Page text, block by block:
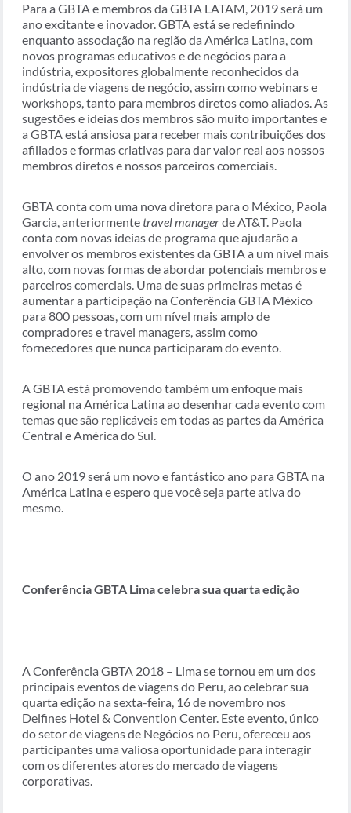
Para a GBTA e membros da GBTA LATAM, 2019 será um
ano excitante e inovador. GBTA está se redefinindo
enquanto associação na região da América Latina, com
novos programas educativos e de negócios para a
indústria, expositores globalmente reconhecidos da
indústria de viagens de negócio, assim como webinars e
workshops, tanto para membros diretos como aliados. As
sugestões e ideias dos membros são muito importantes e
a GBTA está ansiosa para receber mais contribuições dos
afiliados e formas criativas para dar valor real aos nossos
membros diretos e nossos parceiros comerciais.
GBTA conta com uma nova diretora para o México, Paola
Garcia, anteriormentetravel managerde AT&T. Paola
conta com novas ideias de programa que ajudarão a
envolver os membros existentes da GBTA a um nível mais
alto, com novas formas de abordar potenciais membros e
parceiros comerciais. Uma de suas primeiras metas é
aumentar a participação na Conferência GBTA México
para 800 pessoas, com um nível mais amplo de
compradores e travel managers, assim como
fornecedores que nunca participaram do evento.
A GBTA está promovendo também um enfoque mais
regional na América Latina ao desenhar cada evento com
temas que são replicáveis em todas as partes da América
Central e América do Sul.
O ano 2019 será um novo e fantástico ano para GBTA na
América Latina e espero que você seja parte ativa do
mesmo.
Conferência GBTA Lima celebra sua quarta edição
A Conferência GBTA 2018 – Lima se tornou em um dos
principais eventos de viagens do Peru, ao celebrar sua
quarta edição na sexta-feira, 16 de novembro nos
Delfines Hotel & Convention Center. Este evento, único
do setor de viagens de Negócios no Peru, ofereceu aos
participantes uma valiosa oportunidade para interagir
com os diferentes atores do mercado de viagens
corporativas.